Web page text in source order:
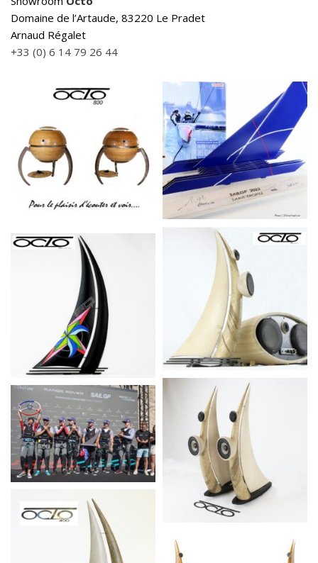
Domaine de l’Artaude, 83220 Le Pradet
Arnaud Régalet
+33 (0) 6 14 79 26 44